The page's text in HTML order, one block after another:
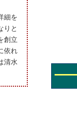
細を
りと
創立
依れ
清水